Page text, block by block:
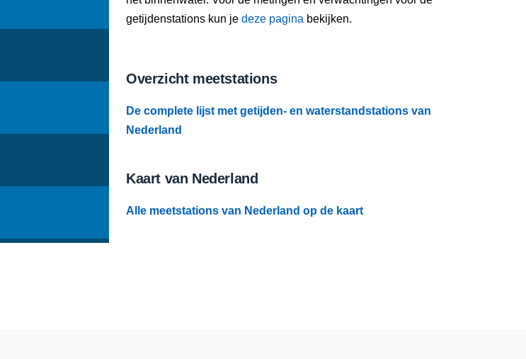
getijdenstations kun je deze pagina bekijken.
Overzicht meetstations
De complete lijst met getijden- en waterstandstations van
Nederland
Kaart van Nederland
Alle meetstations van Nederland op de kaart